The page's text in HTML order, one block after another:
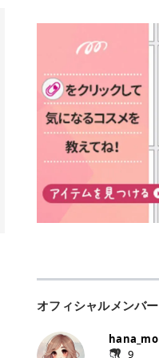
アとしても
ッドの選び方 トナー
成分や
異なり
仕上が
日のスキ
ります。 肌悩みに合わせて選ぶ パ
ッドの素材で選ぶ
い方 洗顔後すぐの清潔な肌に使用し
ます。 STEP1 エンボス面（凹凸
面）で
す。 特
古い角質
じませましょ
裏返し、
しく押
キンケア
パックと
こからは
毛穴ケア
するまで
大きな
療脱毛
皮膚科
レーザー
ローチす
そのため
（※）を
（※永久
えてこな
メリカ
たって毛
状態が
のがメ
ます。 なお、医療脱毛は保険がきか
ない自
います。
すい ラ
RO ジ
> ※医療脱毛は自由診療です。治療
には赤み
時的な硬
す。 目次▼ 1. エミナルクリニック
の魅力と
最短6か
る！ ・
業！ ・
導入と肌
クリニッ
ナルク
・追加
リニック
で割引
人と一緒
ような
ピンク
く、自然
です。 自然な血色感をプラスしてく
れるので
性抜群。
印象に仕上が
｜気品を
ある青
な印象
ひと塗り
リップを
クール
ニュート
落ち着い
いめメイ
もマッチします。
ーグロス
フティ
プティンググ
方のクチコミ > 5 > プル
塗るPDRNグロ
ルフィットグロ
ツヤだけ
て使いや
効果で少
好き嫌
チップは
ケモケにな
【日本限
も上品で
いるので
> > スキンケア成分が配合されてい
て保湿も
も、＠
入を“ち
が、ト
は、ト
方法、
由を詳しく
リワードとは？ 「
ド」は、
る株式会
心・安全
す。 トラミーリワードは、トラミー
会員向け
対象ショ
ことで
たポイ
ットマ
イ活初心
段よく使
けでポイ
力です✨ 例えば、、、 ・メガ割の
オフィシャルメンバー
hana_mo
9